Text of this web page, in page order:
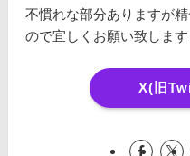
不慣れな部分ありますが
ので宜しくお願い致します
X(旧